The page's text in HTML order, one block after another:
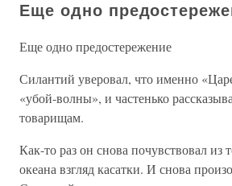
Еще одно
Еще одно предостережение
Силантий уверовал, что именно
«убой-волны», и частенько
товарищам.
Как-то раз он снова почувствовал из
океана взгляд касатки. И снова